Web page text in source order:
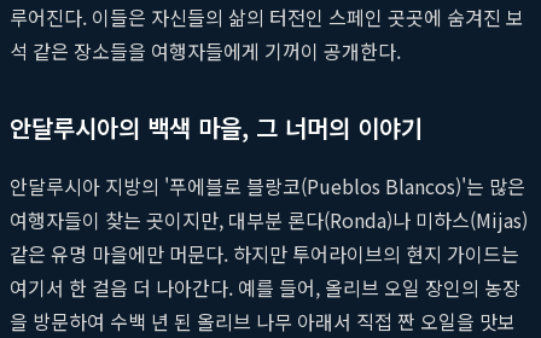
루어진다. 이들은 자신들의 삶의 터전인 스페인 곳곳에 숨겨진 보
석 같은 장소들을 여행자들에게 기꺼이 공개한다.
안달루시아의 백색 마을, 그 너머의 이야기
안달루시아 지방의 '푸에블로 블랑코(Pueblos Blancos)'는 많은
여행자들이 찾는 곳이지만, 대부분 론다(Ronda)나 미하스(Mijas)
같은 유명 마을에만 머문다. 하지만 투어라이브의 현지 가이드는
여기서 한 걸음 더 나아간다. 예를 들어, 올리브 오일 장인의 농장
을 방문하여 수백 년 된 올리브 나무 아래서 직접 짠 오일을 맛보